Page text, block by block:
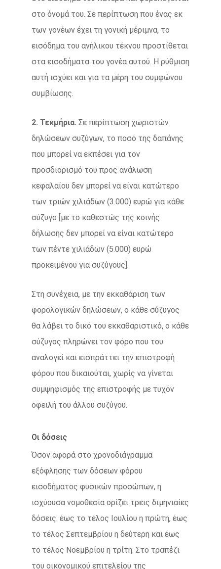
στο όνομά του. Σε περίπτωση που ένας εκ
των γονέων έχει τη γονική μέριμνα, το
εισόδημα του ανήλικου τέκνου προστίθεται
στα εισοδήματα του γονέα αυτού. Η ρύθμιση
αυτή ισχύει και για τα μέρη του συμφώνου
συμβίωσης.
2. Τεκμήρια. Σε περίπτωση χωριστών
δηλώσεων συζύγων, το ποσό της δαπάνης
που μπορεί να εκπέσει για τον
προσδιορισμό του προς ανάλωση
κεφαλαίου δεν μπορεί να είναι κατώτερο
των τριών χιλιάδων (3.000) ευρώ για κάθε
σύζυγο [με το καθεστώς της κοινής
δήλωσης δεν μπορεί να είναι κατώτερο
των πέντε χιλιάδων (5.000) ευρώ
προκειμένου για συζύγους].
Στη συνέχεια, με την εκκαθάριση των
φορολογικών δηλώσεων, ο κάθε σύζυγος
θα λάβει το δικό του εκκαθαριστικό, ο κάθε
σύζυγος πληρώνει τον φόρο που του
αναλογεί και εισπράττει την επιστροφή
φόρου που δικαιούται, χωρίς να γίνεται
συμψηφισμός της επιστροφής με τυχόν
οφειλή του άλλου συζύγου.
Οι δόσεις
Όσον αφορά στο χρονοδιάγραμμα
εξόφλησης των δόσεων φόρου
εισοδήματος φυσικών προσώπων, η
ισχύουσα νομοθεσία ορίζει τρεις διμηνιαίες
δόσεις: έως το τέλος Ιουλίου η πρώτη, έως
το τέλος Σεπτεμβρίου η δεύτερη και έως
το τέλος Νοεμβρίου η τρίτη. Στο τραπέζι
του οικονομικού επιτελείου της